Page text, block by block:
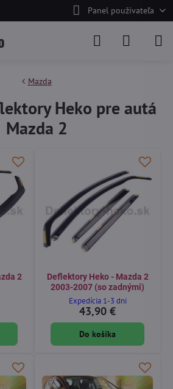
Panel používateľa
Mazda
Heko pre autá
Mazda 2
2
Deflektory Heko - Mazda 2
2003-2007 (so zadnými)
Expedícia 1-3 dni
43,90 €
Do košíka